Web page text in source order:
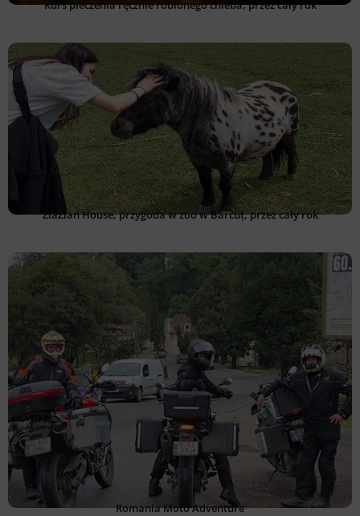
Kurs pieczenia ręcznie robionego chleba, przez cały rok
ZiaZian House, przygoda w zoo w Bărcuț, przez cały rok
Romania Moto Adventure